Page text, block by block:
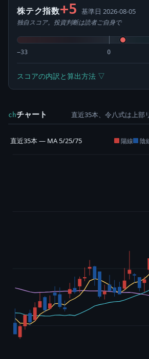
株テク指数+5 基準日 2026-08-05
独自スコア。投資判断は読者ご自身で
−33 0
スコアの内訳と算出方法 ▽
chチャート 直近35本、令八式は上部
直近35本 — MA 5/25/75 陽線 陰